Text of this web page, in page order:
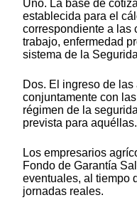
Uno. La base de
establecida para el
correspondiente a las
trabajo, enfermedad
sistema de la
Dos. El ingreso de
conjuntamente con
régimen de la
prevista para aquéllas.
Los empresarios
Fondo de Garantía
eventuales, al tiempo
jornadas reales.